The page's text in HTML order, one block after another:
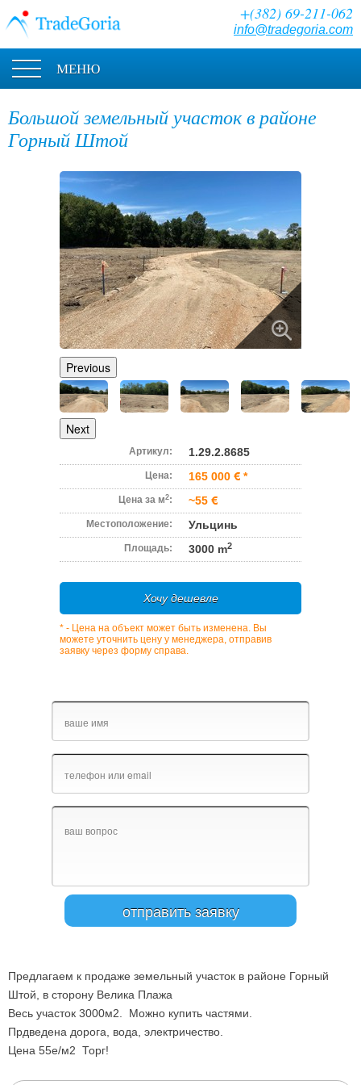
+(382) 69-211-062
info@tradegoria.com
МЕНЮ
Большой земельный участок в районе
Горный Штой
Previous
Next
Артикул: 1.29.2.8685
Цена: 165 000 *
Цена за м2: ~55
Местоположение: Ульцинь
Площадь: 3000 m2
Хочу дешевле
* - Цена на объект может быть изменена. Вы
можете уточнить цену у менеджера, отправив
заявку через форму справа.
Предлагаем к продаже земельный участок в районе Горный
Штой, в сторону Велика Плажа
Весь участок 3000м2. Можно купить частями.
Прдведена дорога, вода, электричество.
Цена 55е/м2 Торг!